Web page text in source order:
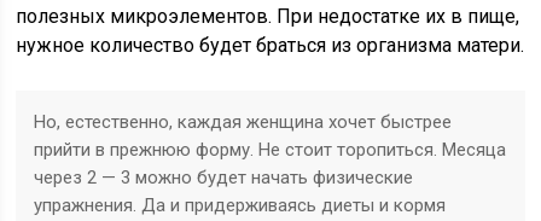
полезных микроэлементов. При недостатке их в пище,
нужное количество будет браться из организма матери.
Но, естественно, каждая женщина хочет быстрее
прийти в прежнюю форму. Не стоит торопиться. Месяца
через 2 — 3 можно будет начать физические
упражнения. Да и придерживаясь диеты и кормя